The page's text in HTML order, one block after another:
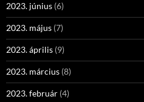
2023. június (6)
2023. május (7)
2023. április (9)
2023. március (8)
2023. február (4)